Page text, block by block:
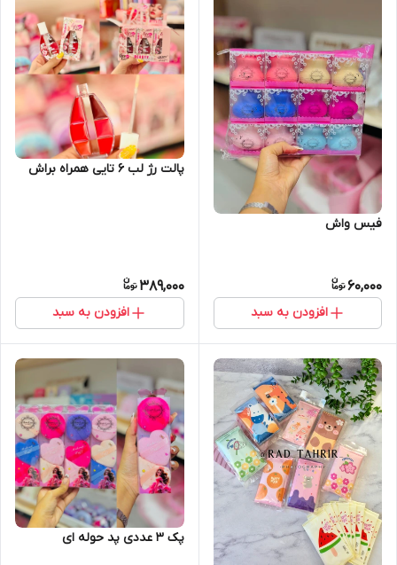
فیس واش
60,000
افزودن به سبد
پالت رژ لب ۶ تایی همراه براش
389,000
افزودن به سبد
پک ۳ عددی پد حوله ای